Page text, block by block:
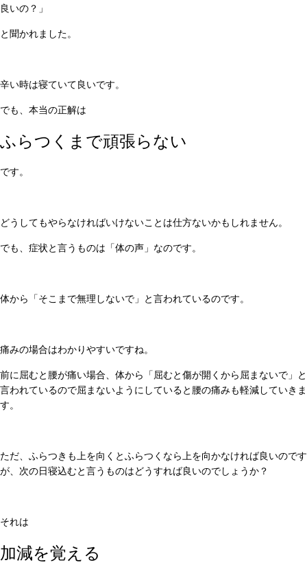
良いの？」
と聞かれました。
辛い時は寝ていて良いです。
でも、本当の正解は
ふらつくまで頑張らない
です。
どうしてもやらなければいけないことは仕方ないかもしれません。
でも、症状と言うものは「体の声」なのです。
体から「そこまで無理しないで」と言われているのです。
痛みの場合はわかりやすいですね。
前に屈むと腰が痛い場合、体から「屈むと傷が開くから屈まないで」と
言われているので屈まないようにしていると腰の痛みも軽減していきま
す。
ただ、ふらつきも上を向くとふらつくなら上を向かなければ良いのです
が、次の日寝込むと言うものはどうすれば良いのでしょうか？
それは
加減を覚える